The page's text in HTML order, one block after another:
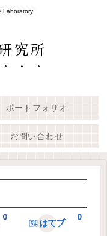
Laboratory
究所
ポートフォリオ
お問い合わせ
0
はてブ
0